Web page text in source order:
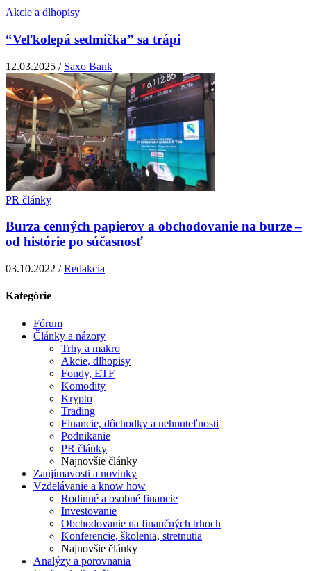
Akcie a dlhopisy
“Veľkolepá sedmička” sa trápi
12.03.2025 / Saxo Bank
PR články
Burza cenných papierov a obchodovanie na burze –
od histórie po súčasnosť
03.10.2022 /Redakcia
Kategórie
Fórum
Články a názory
Trhy a makro
Akcie, dlhopisy
Fondy, ETF
Komodity
Krypto
Trading
Financie, dôchodky a nehnuteľnosti
Podnikanie
PR články
Najnovšie články
Zaujímavosti a novinky
Vzdelávanie a know how
Rodinné a osobné financie
Investovanie
Obchodovanie na finančných trhoch
Konferencie, školenia, stretnutia
Najnovšie články
Analýzy a porovnania